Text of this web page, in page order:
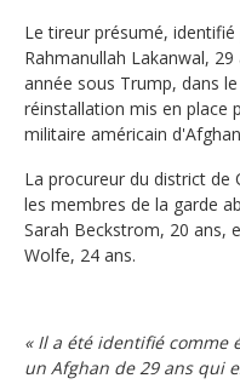
Le tireur présumé,
Rahmanullah Lakanwal,
année sous Trump, dans
réinstallation mis en place
militaire américain
La procureur du district de
les membres de la garde
Sarah Beckstrom, 20 ans,
Wolfe, 24 ans.
« Il a été identifié comme
un Afghan de 29 ans qui